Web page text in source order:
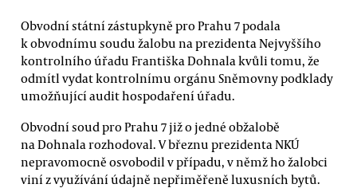
Obvodní státní zástupkyně pro Prahu 7 podala
k obvodnímu soudu žalobu na prezidenta Nejvyššího
kontrolního úřadu Františka Dohnala kvůli tomu, že
odmítl vydat kontrolnímu orgánu Sněmovny podklady
umožňující audit hospodaření úřadu.
Obvodní soud pro Prahu 7 již o jedné obžalobě
na Dohnala rozhodoval. V březnu prezidenta NKÚ
nepravomocně osvobodil v případu, v němž ho žalobci
viní z využívání údajně nepřiměřeně luxusních bytů.